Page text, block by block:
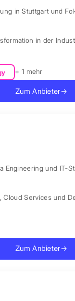
in Stuttgart und
in der
+ 1 mehr
Zum Anbieter→
Engineering und IT-
,Cloud Services und
Zum Anbieter→